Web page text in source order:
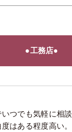
●工務店●
つでも気軽に相談
はある程度高い。